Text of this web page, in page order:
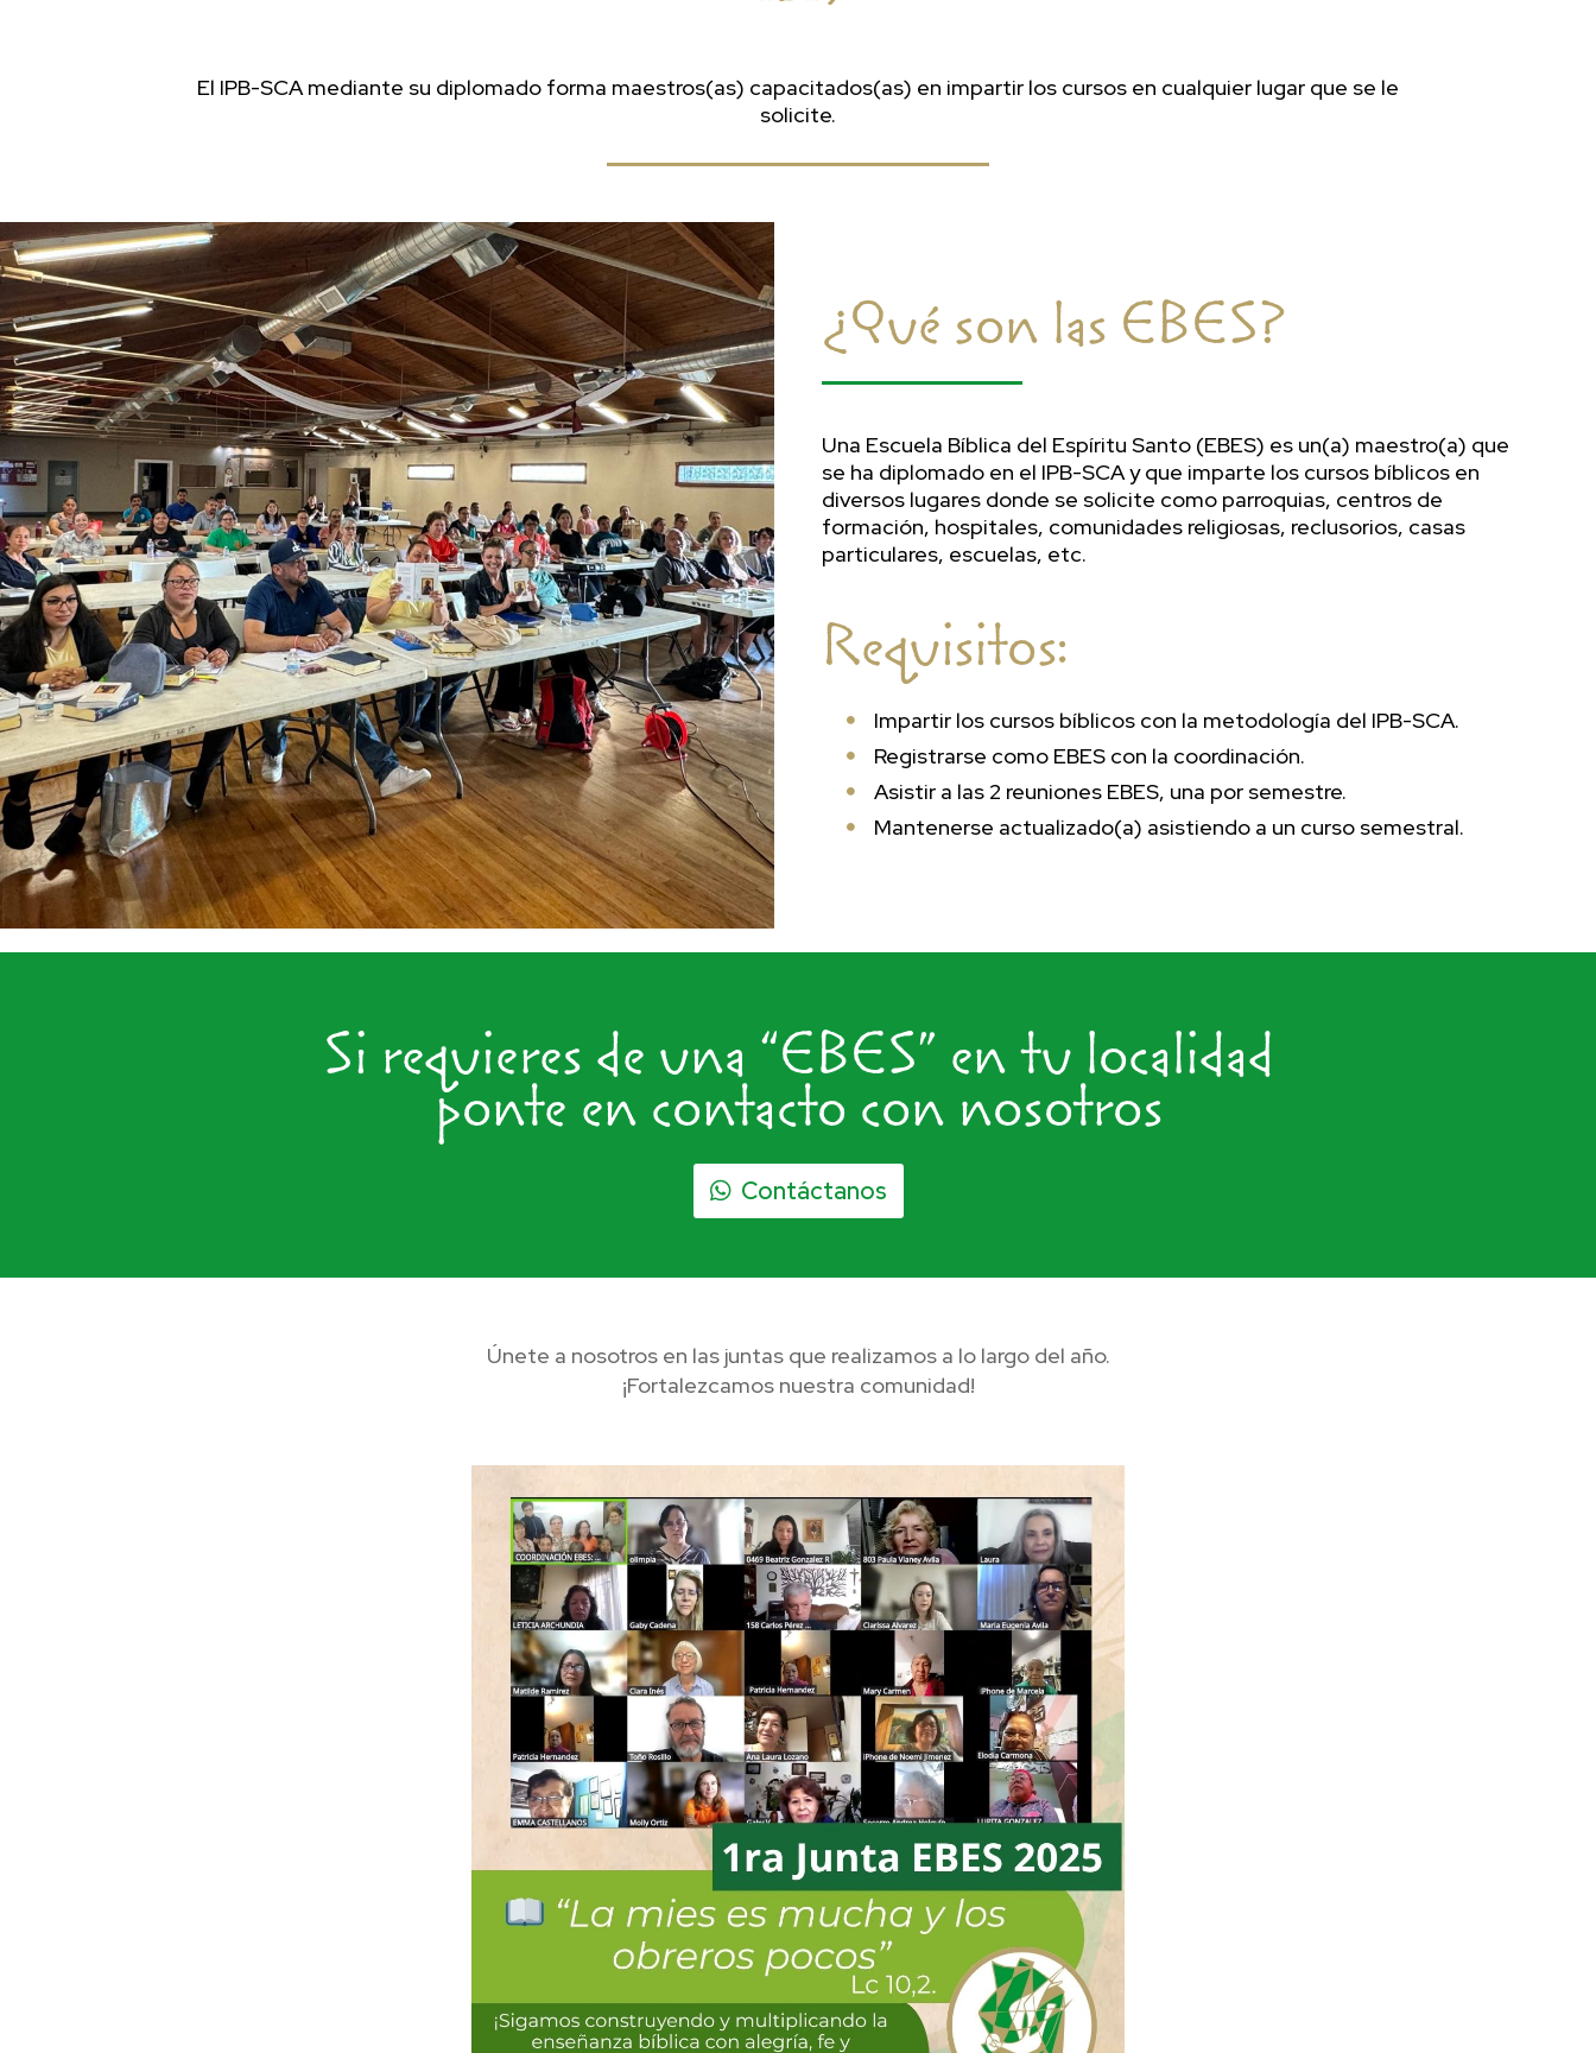
El IPB-SCA mediante su diplomado forma maestros(as) capacitados(as) en impartir los cursos en cualquier lugar que se le
solicite.
¿Qué son las EBES?
Una Escuela Bíblica del Espíritu Santo (EBES) es un(a) maestro(a) que
se ha diplomado en el IPB-SCA y que imparte los cursos bíblicos en
diversos lugares donde se solicite como parroquias, centros de
formación, hospitales, comunidades religiosas, reclusorios, casas
particulares, escuelas, etc.
Requisitos:
 Impartir los cursos bíblicos con la metodología del IPB-SCA.
 Registrarse como EBES con la coordinación.
 Asistir a las 2 reuniones EBES, una por semestre.
 Mantenerse actualizado(a) asistiendo a un curso semestral.
Si requieres de una “EBES” en tu localidad
ponte en contacto con nosotros
Contáctanos
Únete a nosotros en las juntas que realizamos a lo largo del año.
¡Fortalezcamos nuestra comunidad!